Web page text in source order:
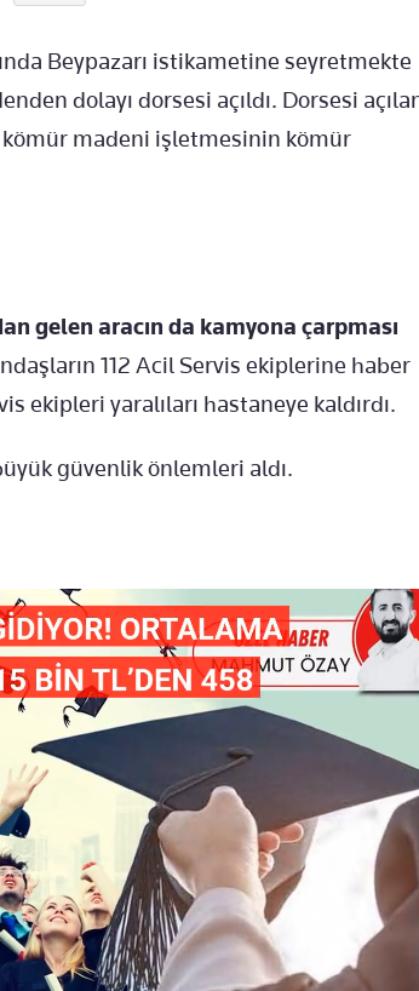
Beypazarı istikametine seyretmekte
dolayı dorsesi açıldı. Dorsesi
madeni işletmesinin kömür
gelen aracın da kamyona çarpması
112 Acil Servis ekiplerine haber
ekipleri yaralıları hastaneye kaldırdı.
güvenlik önlemleri aldı.